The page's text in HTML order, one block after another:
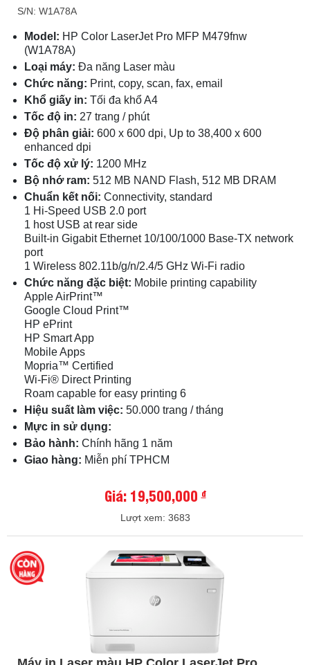
S/N: W1A78A
Model: HP Color LaserJet Pro MFP M479fnw
(W1A78A)
Loại máy: Đa năng Laser màu
Chức năng: Print, copy, scan, fax, email
Khổ giấy in: Tối đa khổ A4
Tốc độ in: 27 trang / phút
Độ phân giải: 600 x 600 dpi, Up to 38,400 x 600
enhanced dpi
Tốc độ xử lý: 1200 MHz
Bộ nhớ ram: 512 MB NAND Flash, 512 MB DRAM
Chuẩn kết nối: Connectivity, standard
1 Hi-Speed USB 2.0 port
1 host USB at rear side
Built-in Gigabit Ethernet 10/100/1000 Base-TX network
port
1 Wireless 802.11b/g/n/2.4/5 GHz Wi-Fi radio
Chức năng đặc biệt: Mobile printing capability
Apple AirPrint™
Google Cloud Print™
HP ePrint
HP Smart App
Mobile Apps
Mopria™ Certified
Wi-Fi® Direct Printing
Roam capable for easy printing 6
Hiệu suất làm việc: 50.000 trang / tháng
Mực in sử dụng:
Bảo hành: Chính hãng 1 năm
Giao hàng: Miễn phí TPHCM
Giá: 19,500,000đ
Lượt xem: 3683